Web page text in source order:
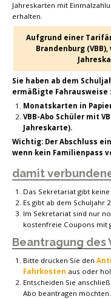
Jahreskarten mit
erhalten.
Aufgrund einer
Brandenburg
Sie haben ab dem
ermäßigte Fahrausweise
Monatskarten in
VBB-Abo Schüler mit
Jahreskarte).
Wichtig: Der Abschluss
wenn kein Familienpass
damit
Das Sekretariat gibt
Es gibt ab dem Schuljahr
Im Sekretariat sind nur
kostenfreie Coupons mit
Beantragung des
Bitte drucken Sie den
Fahrkosten aus oder
Entscheiden Sie
Abo beantragen möchten.